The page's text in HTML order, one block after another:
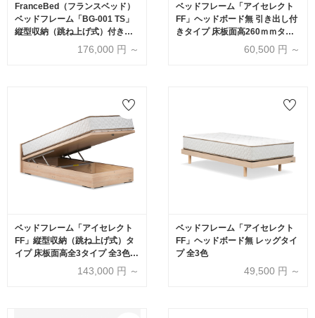
FranceBed（フランスベッド）
ベッドフレーム「BG-001 TS」
縦型収納（跳ね上げ式）付きタ
イプ アッシュグレー色 収納深さ
176,000 円 ～
ベッドフレーム「アイセレクト
FF」ヘッドボード無 引き出し付
きタイプ 床板面高260ｍｍタイ
60,500 円 ～
ベッドフレーム「アイセレクト
FF」縦型収納（跳ね上げ式）タ
イプ 床板面高全3タイプ 全3色(*
要マットレス重量確認)
143,000 円 ～
ベッドフレーム「アイセレクト
FF」ヘッドボード無 レッグタイ
プ 全3色
49,500 円 ～